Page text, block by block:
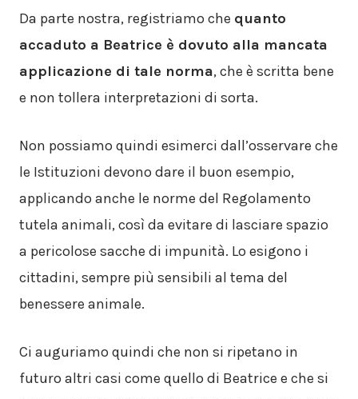
Da parte nostra, registriamo che quanto
accaduto a Beatrice è dovuto alla mancata
applicazione di tale norma, che è scritta bene
e non tollera interpretazioni di sorta.
Non possiamo quindi esimerci dall’osservare che
le Istituzioni devono dare il buon esempio,
applicando anche le norme del Regolamento
tutela animali, così da evitare di lasciare spazio
a pericolose sacche di impunità. Lo esigono i
cittadini, sempre più sensibili al tema del
benessere animale.
Ci auguriamo quindi che non si ripetano in
futuro altri casi come quello di Beatrice e che si